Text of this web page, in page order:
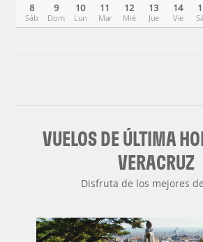
8
Sáb
9
Dom
10
Lun
11
Mar
12
Mié
13
Jue
14
Vie
VUELOS DE ÚLTIMA
VERACRUZ
Disfruta de los mejores